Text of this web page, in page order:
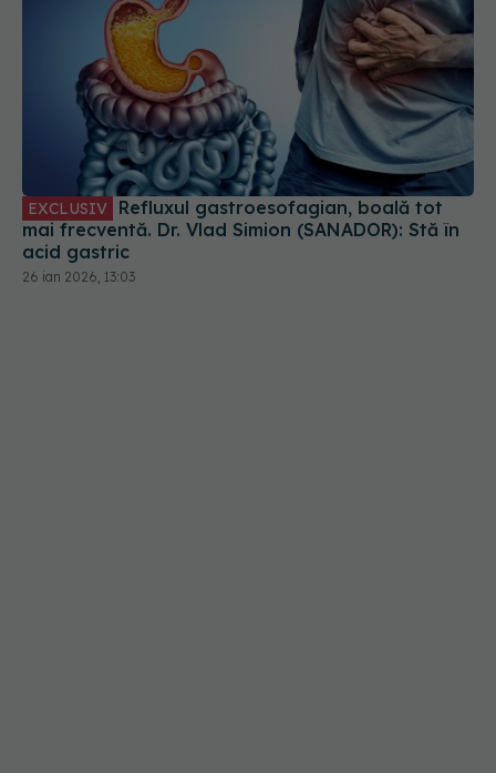
EXCLUSIV
mai frecventă. Dr. Vlad Simion (SANADOR): Stă în
acid gastric
26 ian 2026, 13:03